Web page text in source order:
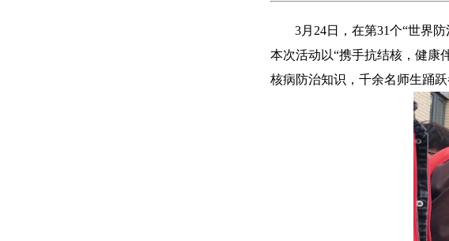
3月24日，在第31个“世界
本次活动以“携手抗结核，健康
核病防治知识，千余名师生踊跃